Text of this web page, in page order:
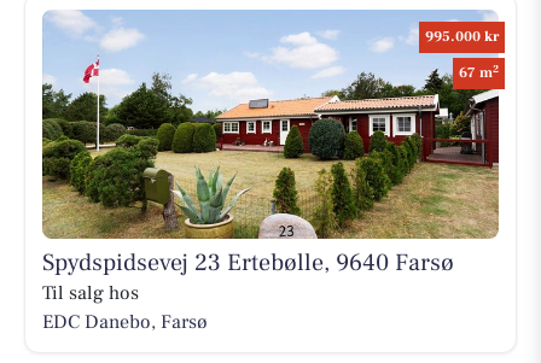
995.000 kr
67 m2
Spydspidsevej 23 Ertebølle, 9640 Farsø
Til salg hos
EDC Danebo, Farsø